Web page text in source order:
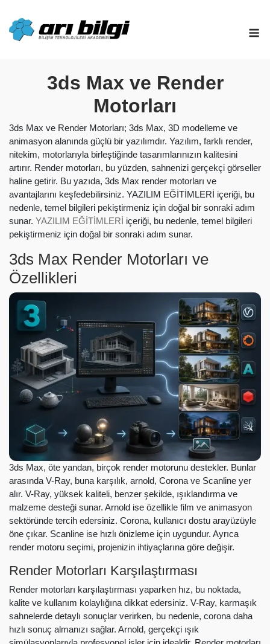
content
3ds Max ve Render
Motorları
3ds Max ve Render Motorları; 3ds Max, 3D modelleme ve
animasyon alanında güçlü bir yazılımdır. Yazılım, farklı render,
nitekim, motorlarıyla birleştiğinde tasarımlarınızın kalitesini
artırır. Render motorları, bu yüzden, sahnenizi gerçekçi görseller
haline getirir. Bu yazıda, 3ds Max render motorları ve
avantajlarını keşfedebilirsiniz. YAZILIM EĞİTİMLERİ içeriği, bu
nedenle, temel bilgileri pekiştirmeniz için doğal bir sonraki adım
sunar. YAZILIM EĞİTİMLERİ içeriği, bu nedenle, temel bilgileri
pekiştirmeniz için doğal bir sonraki adım sunar.
3ds Max Render Motorları ve
Özellikleri
3ds Max, öte yandan, birçok render motorunu destekler. Bunlar
arasında V-Ray, buna karşılık, arnold, Corona ve Scanline yer
alır. V-Ray, yüksek kaliteli, benzer şekilde, ışıklandırma ve
malzeme desteği sunar. Arnold ise özellikle film ve animasyon
sektöründe tercih edersiniz. Corona, kullanıcı dostu arayüzüyle
öne çıkar. Scanline ise hızlı önizleme için uygundur. Ayrıca
render motoru seçimi, projenizin ihtiyaçlarına göre değişir.
Render Motorları Karşılaştırması
Render motorları karşılaştırması yaparken hız, bu noktada,
kalite ve kullanım kolaylığına dikkat edersiniz. V-Ray, karmaşık
sahnelerde detaylı sonuçlar verirken, bu nedenle, corona daha
hızlı sonuç almanızı sağlar. Arnold, gerçekçi ışık